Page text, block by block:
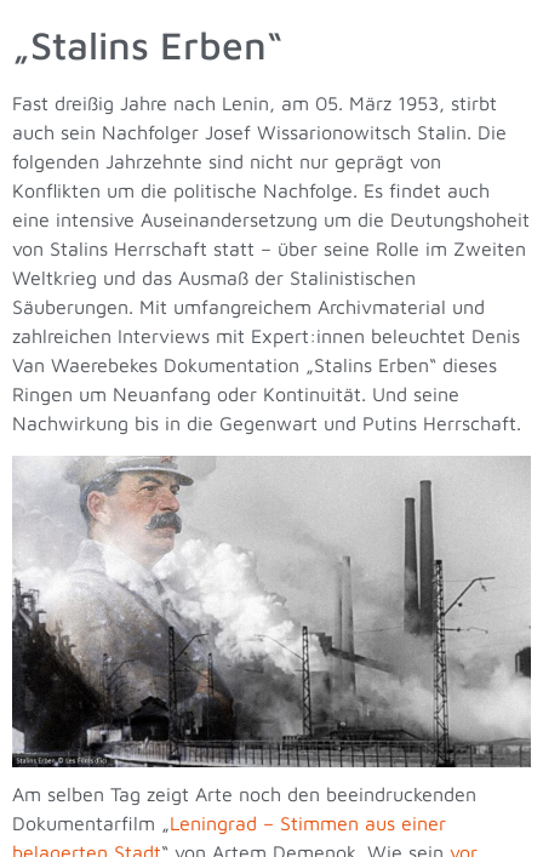
„Stalins Erben“
Fast dreißig Jahre nach Lenin, am 05. März 1953, stirbt
auch sein Nachfolger Josef Wissarionowitsch Stalin. Die
folgenden Jahrzehnte sind nicht nur geprägt von
Konflikten um die politische Nachfolge. Es findet auch
eine intensive Auseinandersetzung um die Deutungshoheit
von Stalins Herrschaft statt – über seine Rolle im Zweiten
Weltkrieg und das Ausmaß der Stalinistischen
Säuberungen. Mit umfangreichem Archivmaterial und
zahlreichen Interviews mit Expert:innen beleuchtet Denis
Van Waerebekes Dokumentation „Stalins Erben“ dieses
Ringen um Neuanfang oder Kontinuität. Und seine
Nachwirkung bis in die Gegenwart und Putins Herrschaft.
Am selben Tag zeigt Arte noch den beeindruckenden
Dokumentarfilm „Leningrad – Stimmen aus einer
belagerten Stadt“ von Artem Demenok. Wie sein vor